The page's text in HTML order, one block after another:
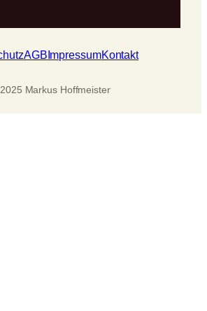
AGBImpressumKontakt
Markus Hoffmeister